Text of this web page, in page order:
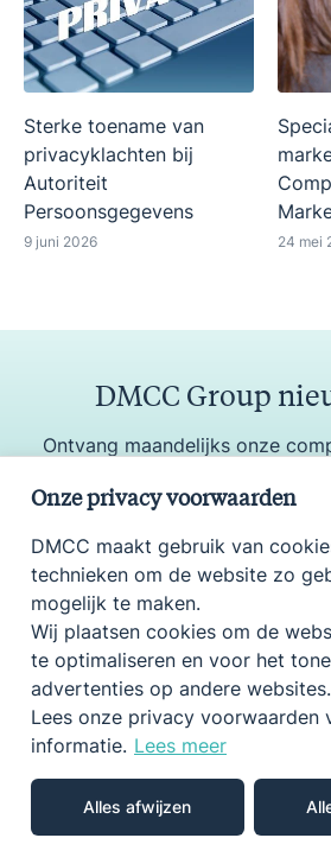
Onze privacy voorwaarden
DMCC maakt gebruik van
technieken om de website zo
mogelijk te maken.
Wij plaatsen cookies om de
te optimaliseren en voor het
advertenties op andere websites.
Lees onze privacy voorwaarden
informatie. Lees meer
Alles afwijzen
Sterke toename van
privacyklachten bij
Autoriteit
Persoonsgegevens
9 juni 2026 24 mei
DMCC Group
Ontvang maandelijks onze
Onderdeel van DMCC Group
DMCC WWJZ